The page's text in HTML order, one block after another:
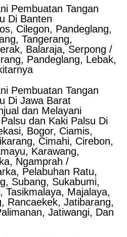
Pembuatan Tangan
Di Banten
Cilegon, Pandeglang,
Tangerang,
Balaraja, Serpong /
Pandeglang, Lebak,
Pembuatan Tangan
Di Jawa Barat
dan Melayani
dan Kaki Palsu Di
Bogor, Ciamis,
Cimahi, Cirebon,
Karawang,
Ngamprah /
Pelabuhan Ratu,
Subang, Sukabumi,
Tasikmalaya, Majalaya,
Rancaekek, Jatibarang,
Jatiwangi, Dan